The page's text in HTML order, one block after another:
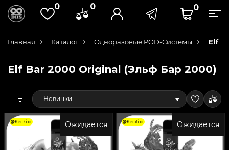
0 0 0
Главная Каталог Одноразовые POD-Системы Elf
Elf Bar 2000 Original (Эльф Бар 2000)
Новинки
Ожидается
Кешбэк Ожидается
Кешбэк